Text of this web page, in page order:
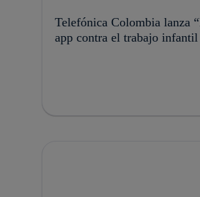
Telefónica Colombia lanza
app contra el trabajo infantil